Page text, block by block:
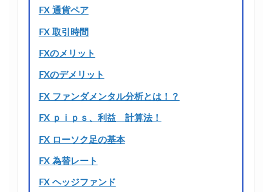
FX 通貨ペア
FX 取引時間
FXのメリット
FXのデメリット
FX ファンダメンタル分析とは！？
FX ｐｉｐｓ、利益 計算法！
FX ローソク足の基本
FX 為替レート
FX ヘッジファンド